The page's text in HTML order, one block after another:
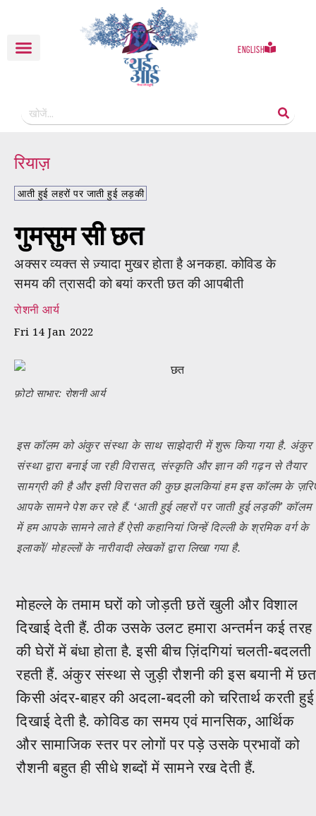
English
रियाज़
आती हुई लहरों पर जाती हुई लड़की
गुमसुम सी छत
अक्सर व्यक्त से ज़्यादा मुखर होता है अनकहा. कोविड के
समय की त्रासदी को बयां करती छत की आपबीती
रोशनी आर्य
Fri 14 Jan 2022
फ़ोटो साभार: रोशनी आर्य
इस कॉलम को अंकुर संस्था के साथ साझेदारी में शुरू किया गया है. अंकुर
संस्था द्वारा बनाई जा रही विरासत, संस्कृति और ज्ञान की गढ़न से तैयार
सामग्री की है और इसी विरासत की कुछ झलकियां हम इस कॉलम के
आपके सामने पेश कर रहे हैं. ‘आती हुई लहरों पर जाती हुई लड़की’ कॉलम
में हम आपके सामने लाते हैं ऐसी कहानियां जिन्हें दिल्ली के श्रमिक वर्ग के
इलाकों/ मोहल्लों के नारीवादी लेखकों द्वारा लिखा गया है.
मोहल्ले के तमाम घरों को जोड़ती छतें खुली और विशाल
दिखाई देती हैं. ठीक उसके उलट हमारा अन्तर्मन कई तरह
की घेरों में बंधा होता है. इसी बीच ज़िंदगियां चलती-बदलती
रहती हैं. अंकुर संस्था से जुड़ी रौशनी की इस बयानी में छत
किसी अंदर-बाहर की अदला-बदली को चरितार्थ करती हुई
दिखाई देती है. कोविड का समय एवं मानसिक, आर्थिक
और सामाजिक स्तर पर लोगों पर पड़े उसके प्रभावों को
रौशनी बहुत ही सीधे शब्दों में सामने रख देती हैं.